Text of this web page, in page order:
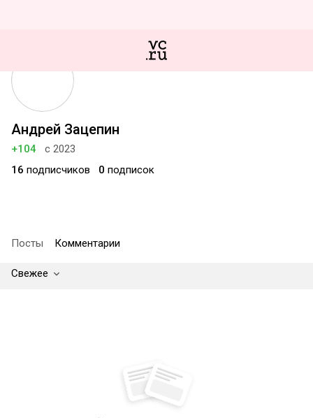
Андрей Зацепин
+104
с 2023
16 подписчиков 0 подписок
Посты Комментарии
Свежее